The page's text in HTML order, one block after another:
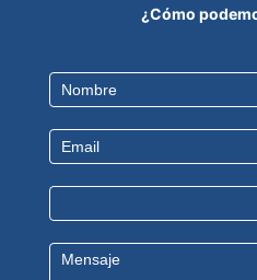
¿Cómo
Contact
Us